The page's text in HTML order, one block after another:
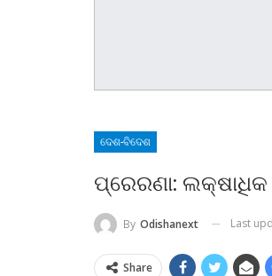
ଦେଶ-ବିଦେଶ
ପ୍ରେରଣା: ଲକ୍ଷାଧିକ
By Odishanext Last
Share